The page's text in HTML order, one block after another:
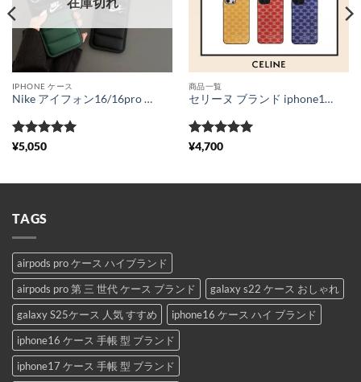
IPHONE ケース
Nike アイフォン16/16pro max カバー 新作 ナイキ iphone15/14pro ケース お揃い さりげない スマホケース 13/12 ダウン 個性 的 おしゃれ
5段階中
¥5,050
商品一覧
セリーヌ ブランド iphone15/15proケース 可愛い celine 風 iphone14pro/13 保護カバー お揃い シンプル スマホケース11/11pro ちゃんと届く トリオンフ柄 iphonexs max/xr かばー 2021 新作
5段階中
¥4,700
TAGS
airpods pro ケース ハイブランド
airpods pro 第 三 世代 ケース ブランド
galaxy s22 ケース おしゃれ
galaxy S25ケース 人気 すすめ
iphone16 ケース ハイ ブランド
iphone16 ケース 手帳 型 ブランド
iphone17 ケース 手帳 型 ブランド